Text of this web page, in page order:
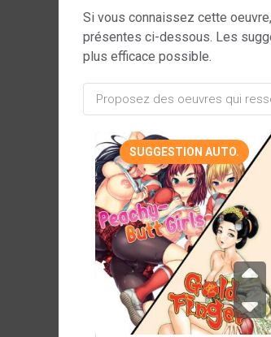
Si vous connaissez cette
présentes ci-dessous. Les
plus efficace possible.
SUGGESTION AUTO.